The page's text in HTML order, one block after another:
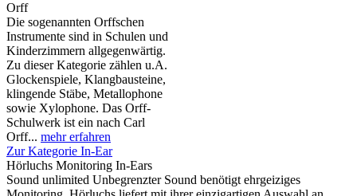
Orff
Die sogenannten Orffschen
Instrumente sind in Schulen und
Kinderzimmern allgegenwärtig.
Zu dieser Kategorie zählen u.A.
Glockenspiele, Klangbausteine,
klingende Stäbe, Metallophone
sowie Xylophone. Das Orff-
Schulwerk ist ein nach Carl
Orff... mehr erfahren
Zur Kategorie In-Ear
Hörluchs Monitoring In-Ears
Sound unlimited Unbegrenzter Sound benötigt ehrgeiziges